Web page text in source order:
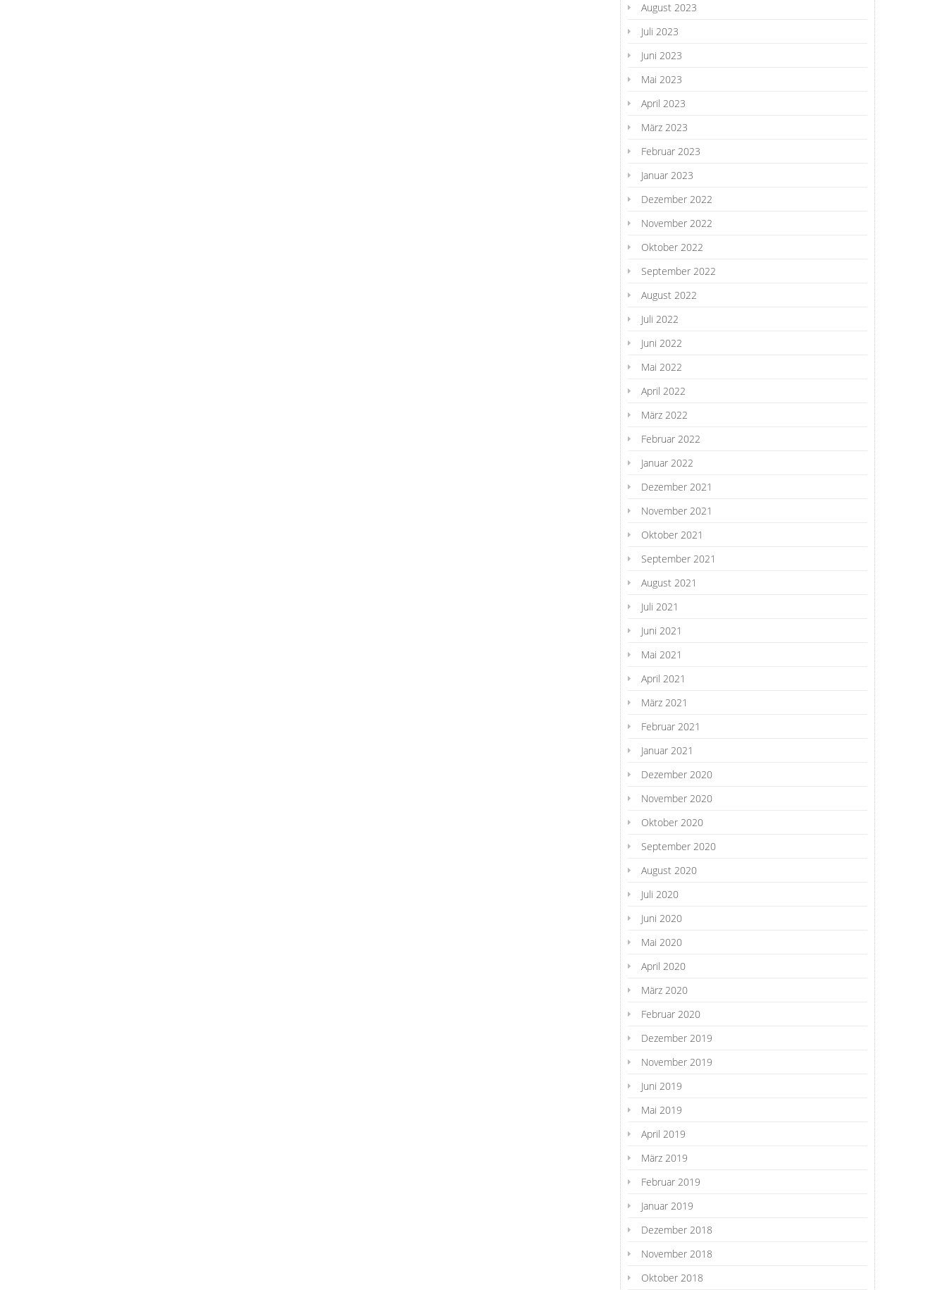
August 2023
Juli 2023
Juni 2023
Mai 2023
April 2023
März 2023
Februar 2023
Januar 2023
Dezember 2022
November 2022
Oktober 2022
September 2022
August 2022
Juli 2022
Juni 2022
Mai 2022
April 2022
März 2022
Februar 2022
Januar 2022
Dezember 2021
November 2021
Oktober 2021
September 2021
August 2021
Juli 2021
Juni 2021
Mai 2021
April 2021
März 2021
Februar 2021
Januar 2021
Dezember 2020
November 2020
Oktober 2020
September 2020
August 2020
Juli 2020
Juni 2020
Mai 2020
April 2020
März 2020
Februar 2020
Dezember 2019
November 2019
Juni 2019
Mai 2019
April 2019
März 2019
Februar 2019
Januar 2019
Dezember 2018
November 2018
Oktober 2018